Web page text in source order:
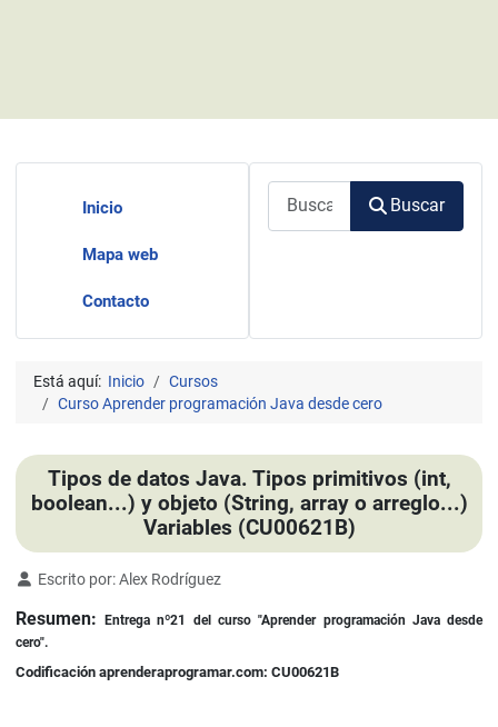
Inicio
Mapa web
Contacto
Buscar
Está aquí: Inicio
Cursos
Curso Aprender programación Java desde cero
Tipos de datos Java. Tipos primitivos (int,
boolean...) y objeto (String, array o arreglo...)
Variables (CU00621B)
Detalles
Escrito por:Alex Rodríguez
Resumen:
Entrega nº21 del curso "Aprender programación Java desde
cero".
Codificación aprenderaprogramar.com: CU00621B